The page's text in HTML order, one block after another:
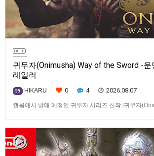
귀무자(Onimusha) Way of the Sword -
레일러
99 HIKARU 0 4 2026.08.07
캡콤에서 발매 예정인 귀무자 시리즈 신작 [귀무자